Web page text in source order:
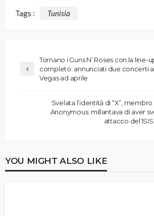
Tags : Tunisia
Tornano i Guns N’ Roses con la line-
completo: annunciati due concerti a
Vegas ad aprile
Svelata l’identità di “X”,
Anonymous: millantava di aver
attacco
YOU MIGHT ALSO LIKE